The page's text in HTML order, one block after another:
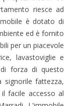
riesce ad
è dotato di
ed è fornito
per un piacevole
lavastoviglie e
forza di questo
signorile fattezza,
facile accesso al